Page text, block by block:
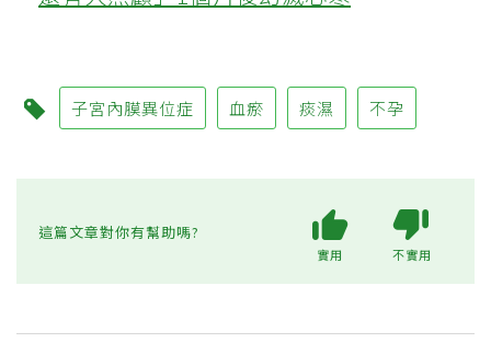
子宮內膜異位症 血瘀 痰濕 不孕
這篇文章對你有幫助嗎?
實用 不實用